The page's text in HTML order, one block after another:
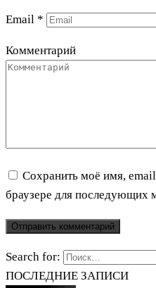
Email *
Комментарий
Сохранить моё имя,
браузере для последующих
Search for:
ПОСЛЕДНИЕ ЗАПИСИ